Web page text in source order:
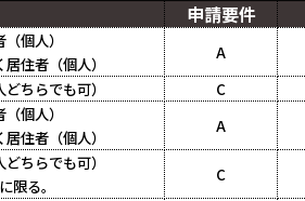
申請要件
個人）
住者（個人）
A
ちらでも可）
C
個人）
住者（個人）
A
ちらでも可）
限る。
C